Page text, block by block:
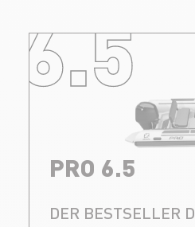
6.5
PRO 6.5
DER BESTSELLER